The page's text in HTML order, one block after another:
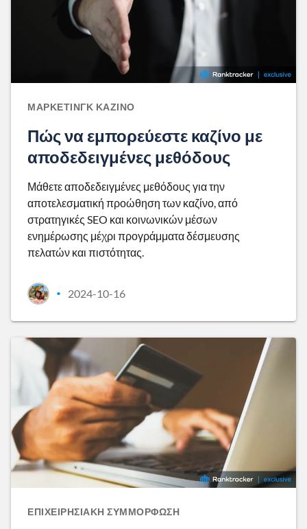
ΜΆΡΚΕΤΙΝΓΚ ΚΑΖΊΝΟ
Πώς να εμπορεύεστε καζίνο με
αποδεδειγμένες μεθόδους
Μάθετε αποδεδειγμένες μεθόδους για την
αποτελεσματική προώθηση των καζίνο, από
στρατηγικές SEO και κοινωνικών μέσων
ενημέρωσης μέχρι προγράμματα δέσμευσης
πελατών και πιστότητας.
• 2024-10-16
ΕΠΙΧΕΙΡΗΣΙΑΚΉ ΣΥΜΜΌΡΦΩΣΗ